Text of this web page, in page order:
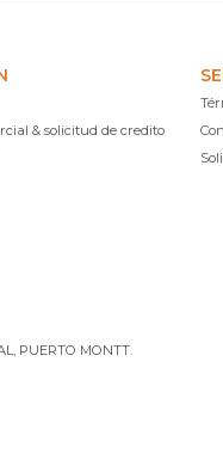
& solicitud de credito
PUERTO MONTT.